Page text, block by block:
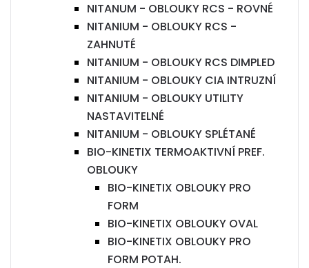
NITANUM - OBLOUKY RCS - ROVNÉ
NITANIUM - OBLOUKY RCS -
ZAHNUTÉ
NITANIUM - OBLOUKY RCS DIMPLED
NITANIUM - OBLOUKY CIA INTRUZNÍ
NITANIUM - OBLOUKY UTILITY
NASTAVITELNÉ
NITANIUM - OBLOUKY SPLÉTANÉ
BIO-KINETIX TERMOAKTIVNÍ PREF.
OBLOUKY
BIO-KINETIX OBLOUKY PRO
FORM
BIO-KINETIX OBLOUKY OVAL
BIO-KINETIX OBLOUKY PRO
FORM POTAH.